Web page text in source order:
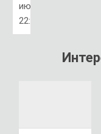
июн,
22:41